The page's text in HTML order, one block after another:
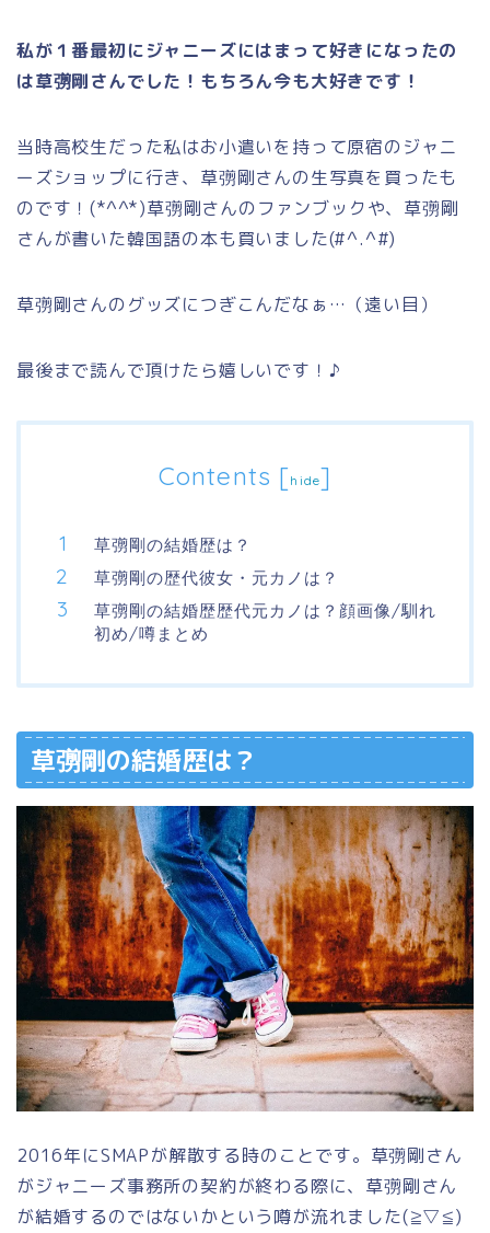
私が１番最初にジャニーズにはまって好きになったの
は草彅剛さんでした！もちろん今も大好きです！
当時高校生だった私はお小遣いを持って原宿のジャニ
ーズショップに行き、草彅剛さんの生写真を買ったも
のです！(*^^*)草彅剛さんのファンブックや、草彅剛
さんが書いた韓国語の本も買いました(#^.^#)
草彅剛さんのグッズにつぎこんだなぁ…（遠い目）
最後まで読んで頂けたら嬉しいです！♪
Contents [hide]
草彅剛の結婚歴は？
草彅剛の歴代彼女・元カノは？
草彅剛の結婚歴歴代元カノは？顔画像/馴れ
初め/噂まとめ
草彅剛の結婚歴は？
2016年にSMAPが解散する時のことです。草彅剛さん
がジャニーズ事務所の契約が終わる際に、草彅剛さん
が結婚するのではないかという噂が流れました(≧▽≦)